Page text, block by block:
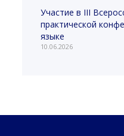
Участие в III
практической
языке
10.06.2026